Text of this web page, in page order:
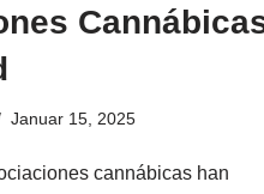
Januar 15, 2025
cannábicas han